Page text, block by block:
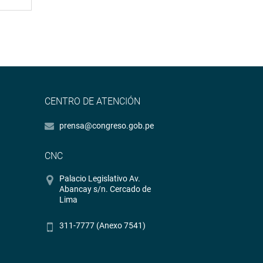
CENTRO DE ATENCIÓN
prensa@congreso.gob.pe
CNC
Palacio Legislativo Av.
Abancay s/n. Cercado de
Lima
311-7777 (Anexo 7541)